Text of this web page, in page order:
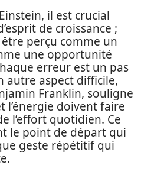
il est crucial
de croissance ;
être perçu comme un
une opportunité
erreur est un pas
autre aspect difficile,
Franklin, souligne
l’énergie doivent faire
l’effort quotidien. Ce
le point de départ qui
geste répétitif qui